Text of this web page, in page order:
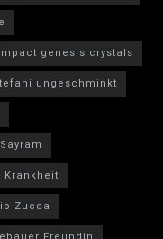
genesis crystals
ungeschminkt
Krankheit
Zucca